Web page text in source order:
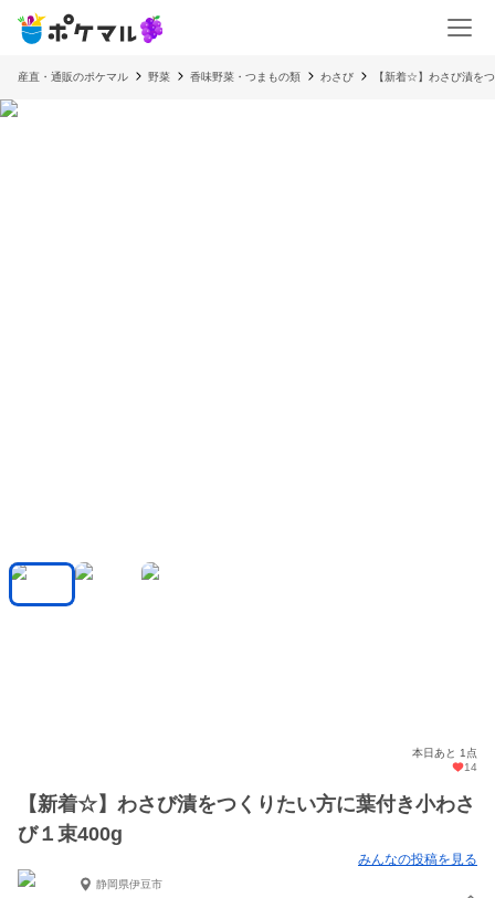
産直・通販のポケマル 野菜 香味野菜・つまもの類 わさび 【新着☆】わさび漬を
本日あと 1点
14
【新着☆】わさび漬をつくりたい方に葉付き小わさ
び１束400g
みんなの投稿を見る
静岡県伊豆市